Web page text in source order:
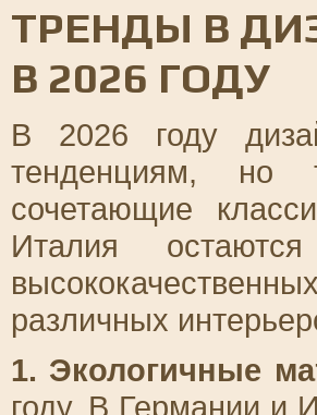
ТРЕНДЫ В
В 2026 ГОДУ
В 2026 году
тенденциям, но
сочетающие
Италия
различных
1. Экологичные
году. В Германии и